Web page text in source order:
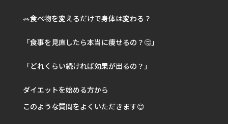
🥗食べ物を変えるだけで身体は変わる？
「食事を見直したら本当に痩せるの？🤔」
「どれくらい続ければ効果が出るの？」
ダイエットを始める方から
このような質問をよくいただきます😊